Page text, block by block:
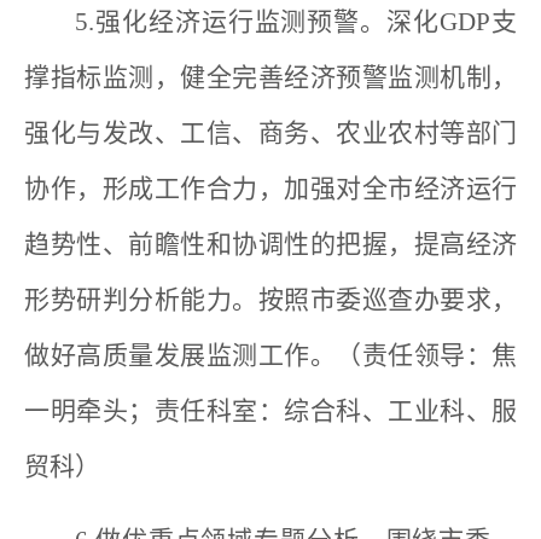
5.强化经济运行监测预警。深化GDP支
撑指标监测，健全完善经济预警监测机制，
强化与发改、工信、商务、农业农村等部门
协作，形成工作合力，加强对全市经济运行
趋势性、前瞻性和协调性的把握，提高经济
形势研判分析能力。按照市委巡查办要求，
做好高质量发展监测工作。（责任领导：焦
一明牵头；责任科室：综合科、工业科、服
贸科）